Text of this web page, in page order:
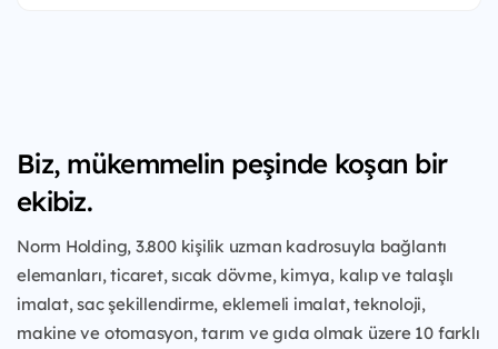
Biz, mükemmelin peşinde koşan bir
ekibiz.
Norm Holding, 3.800 kişilik uzman kadrosuyla bağlantı
elemanları, ticaret, sıcak dövme, kimya, kalıp ve talaşlı
imalat, sac şekillendirme, eklemeli imalat, teknoloji,
makine ve otomasyon, tarım ve gıda olmak üzere 10 farklı